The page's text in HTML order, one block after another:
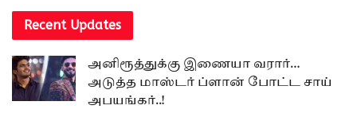
Recent Updates
அனிரூத்துக்கு இணையா வரார்…
அடுத்த மாஸ்டர் ப்ளான் போட்ட சாய்
அபயங்கர்..!